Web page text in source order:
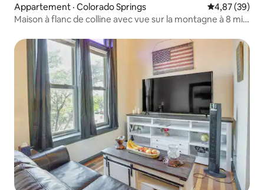
Appartement · Colorado Springs Note
4,87 (39)
Maison à flanc de colline avec vue sur la montagne à 8 mi